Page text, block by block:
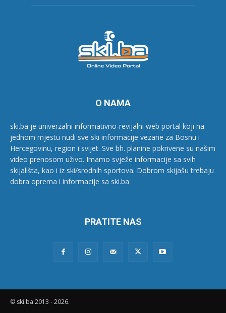
O NAMA
ski.ba je univerzalni informativno-revijalni web portal koji na
jednom mjestu nudi sve ski informacije vezane za Bosnu i
Hercegovinu, region i svijet. Sve bh. planine pokrivene su našim
video prenosom uživo. Imamo svježe informacije sa svih
skijališta, kao i iz ski/srodnih sportova. Dobrom skijašu trebaju
dobra oprema i informacije sa ski.ba
PRATITE NAS
© ski.ba 2013 - 2026.